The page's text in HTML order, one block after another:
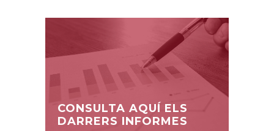
CONSULTA AQUÍ ELS
DARRERS INFORMES